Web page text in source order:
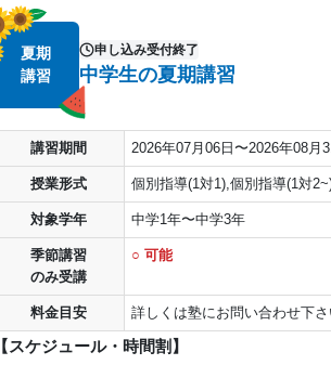
夏期
講習
申し込み受付終了
中学生の夏期講習
講習期間 2026年07月06日〜2026年08月
授業形式 個別指導(1対1),個別指導(1対
対象学年 中学1年〜中学3年
季節講習
のみ受講
○ 可能
料金目安 詳しくは塾にお問い合わせ下さ
【スケジュール・時間割】